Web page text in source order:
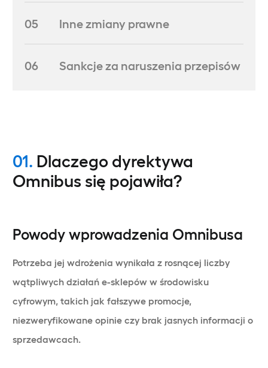
05 Inne zmiany prawne
06 Sankcje za naruszenia przepisów
01. Dlaczego dyrektywa
Omnibus się pojawiła?
Powody wprowadzenia Omnibusa
Potrzeba jej wdrożenia wynikała z rosnącej liczby
wątpliwych działań e-sklepów w środowisku
cyfrowym, takich jak fałszywe promocje,
niezweryfikowane opinie czy brak jasnych informacji o
sprzedawcach.